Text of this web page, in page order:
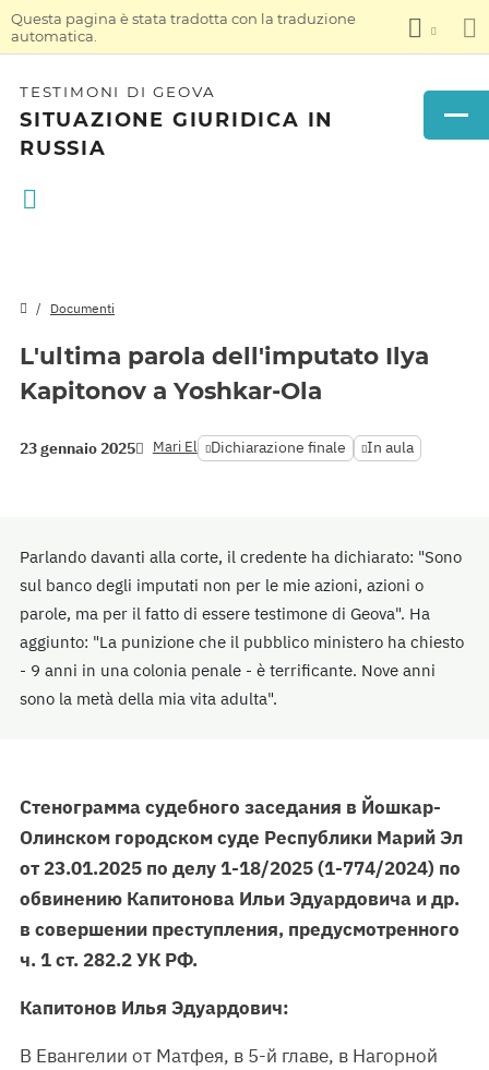
Questa pagina è stata tradotta con la traduzione
automatica.
TESTIMONI DI GEOVA
SITUAZIONE GIURIDICA IN
RUSSIA
Documenti
L'ultima parola dell'imputato Ilya
Kapitonov a Yoshkar-Ola
23 gennaio 2025 Mari El Dichiarazione finale In aula
Parlando davanti alla corte, il credente ha dichiarato: "Sono
sul banco degli imputati non per le mie azioni, azioni o
parole, ma per il fatto di essere testimone di Geova". Ha
aggiunto: "La punizione che il pubblico ministero ha chiesto
- 9 anni in una colonia penale - è terrificante. Nove anni
sono la metà della mia vita adulta".
Стенограмма судебного заседания в Йошкар-
Олинском городском суде Республики Марий Эл
от 23.01.2025 по делу 1-18/2025 (1-774/2024) по
обвинению Капитонова Ильи Эдуардовича и др.
в совершении преступления, предусмотренного
ч. 1 ст. 282.2 УК РФ.
Капитонов Илья Эдуардович:
В Евангелии от Матфея, в 5-й главе, в Нагорной